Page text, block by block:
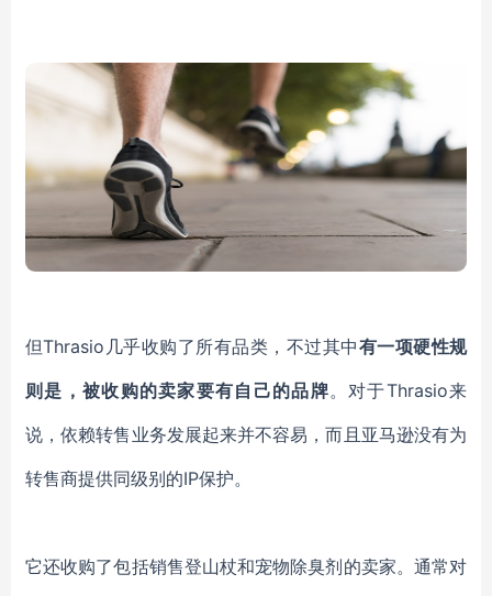
但Thrasio几乎收购了所有品类，不过其中有一项硬性规
则是，被收购的卖家要有自己的品牌。对于Thrasio来
说，依赖转售业务发展起来并不容易，而且亚马逊没有为
转售商提供同级别的IP保护。
它还收购了包括销售登山杖和宠物除臭剂的卖家。通常对